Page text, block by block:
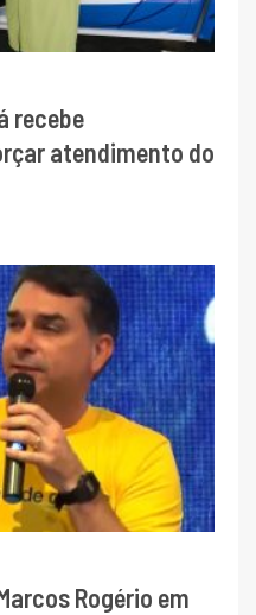
recebe
atendimento do
Rogério em